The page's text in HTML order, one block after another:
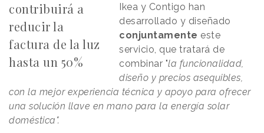
contribuirá a
reducir la
factura de la luz
hasta un 50%
Ikea y Contigo han
desarrollado y diseñado
conjuntamente este
servicio, que tratará de
combinar "la funcionalidad,
diseño y precios asequibles,
con la mejor experiencia técnica y apoyo para ofrecer
una solución llave en mano para la energía solar
doméstica".